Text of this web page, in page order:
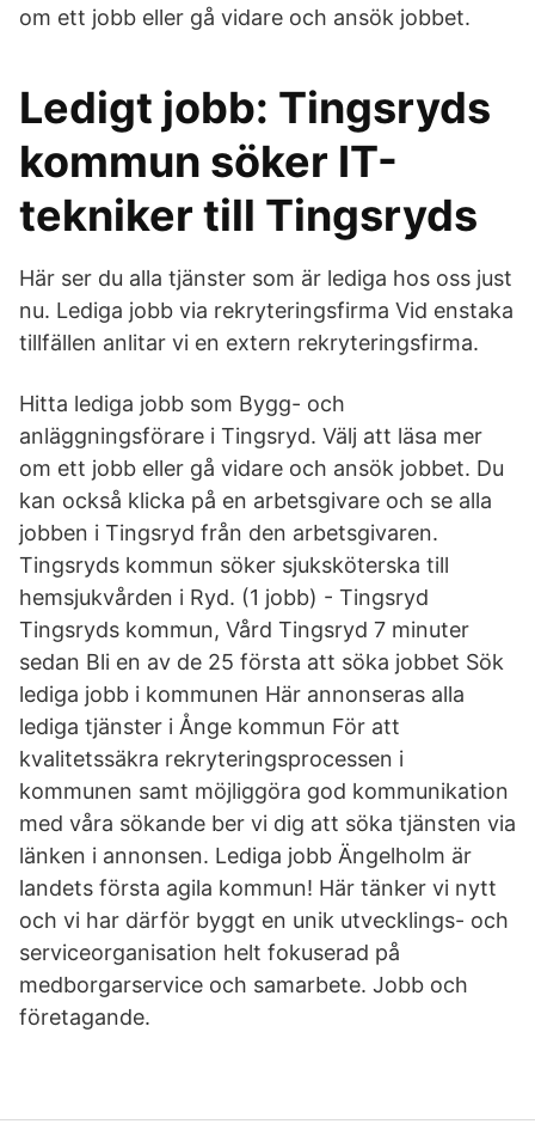
om ett jobb eller gå vidare och ansök jobbet.
Ledigt jobb: Tingsryds
kommun söker IT-
tekniker till Tingsryds
Här ser du alla tjänster som är lediga hos oss just
nu. Lediga jobb via rekryteringsfirma Vid enstaka
tillfällen anlitar vi en extern rekryteringsfirma.
Hitta lediga jobb som Bygg- och
anläggningsförare i Tingsryd. Välj att läsa mer
om ett jobb eller gå vidare och ansök jobbet. Du
kan också klicka på en arbetsgivare och se alla
jobben i Tingsryd från den arbetsgivaren.
Tingsryds kommun söker sjuksköterska till
hemsjukvården i Ryd. (1 jobb) - Tingsryd
Tingsryds kommun, Vård Tingsryd 7 minuter
sedan Bli en av de 25 första att söka jobbet Sök
lediga jobb i kommunen Här annonseras alla
lediga tjänster i Ånge kommun För att
kvalitetssäkra rekryteringsprocessen i
kommunen samt möjliggöra god kommunikation
med våra sökande ber vi dig att söka tjänsten via
länken i annonsen. Lediga jobb Ängelholm är
landets första agila kommun! Här tänker vi nytt
och vi har därför byggt en unik utvecklings- och
serviceorganisation helt fokuserad på
medborgarservice och samarbete. Jobb och
företagande.